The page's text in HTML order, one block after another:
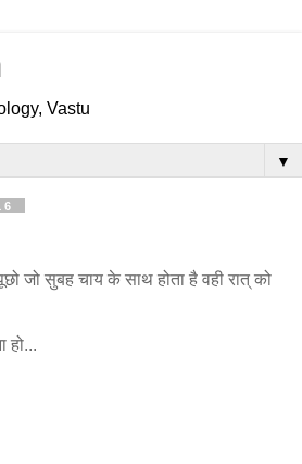
Vastu
▼
जो सुबह चाय के साथ होता है वही रात् को
हो...